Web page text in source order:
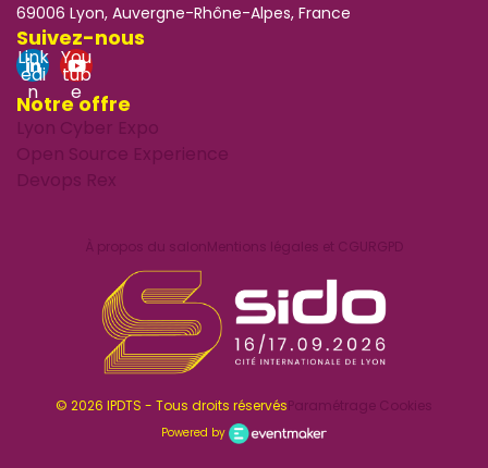
69006 Lyon, Auvergne-Rhône-Alpes, France
Suivez-nous
Link
edi
n
You
tub
e
Notre offre
Lyon Cyber Expo
Open Source Experience
Devops Rex
À propos du salonMentions légales et CGURGPD
© 2026 IPDTS - Tous droits réservésParamétrage Cookies
Powered by